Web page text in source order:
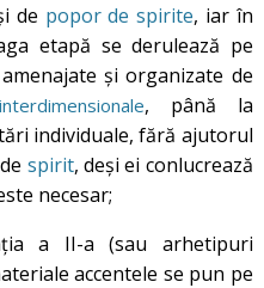
de popor de spirite, iar în
etapă se derulează pe
și organizate de
interdimensionale, până la
individuale, fără ajutorul
spirit, deși ei conlucrează
necesar;
a II-a (sau arhetipuri
accentele se pun pe